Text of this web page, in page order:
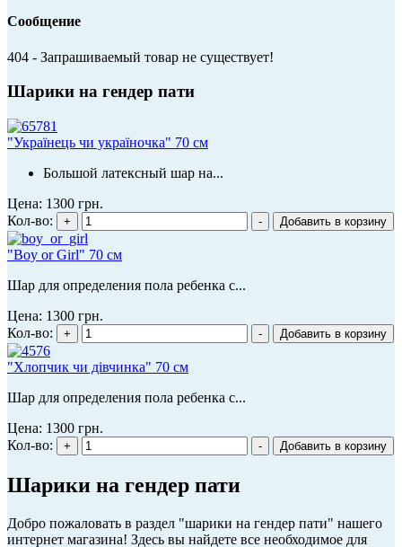
Сообщение
404 - Запрашиваемый товар не существует!
Шарики на гендер пати
"Українець чи україночка" 70 см
Большой латексный шар на...
Цена: 1300 грн.
Кол-во:
"Boy or Girl" 70 см
Шар для определения пола ребенка с...
Цена: 1300 грн.
Кол-во:
"Хлопчик чи дівчинка" 70 см
Шар для определения пола ребенка с...
Цена: 1300 грн.
Кол-во:
Шарики на гендер пати
Добро пожаловать в раздел "шарики на гендер пати" нашего
интернет магазина! Здесь вы найдете все необходимое для